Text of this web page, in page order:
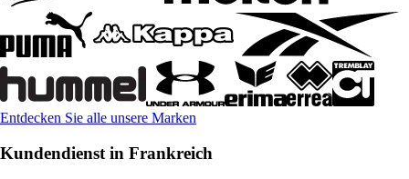
Entdecken Sie alle unsere Marken
Kundendienst in Frankreich